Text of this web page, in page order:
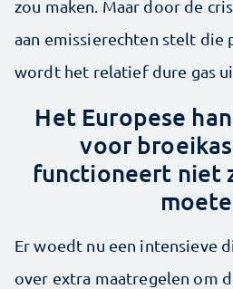
zou maken. Maar door de
aan emissierechten stelt die
wordt het relatief dure gas
Het Europese
voor
functioneert niet
Er woedt nu een intensieve
over extra maatregelen om